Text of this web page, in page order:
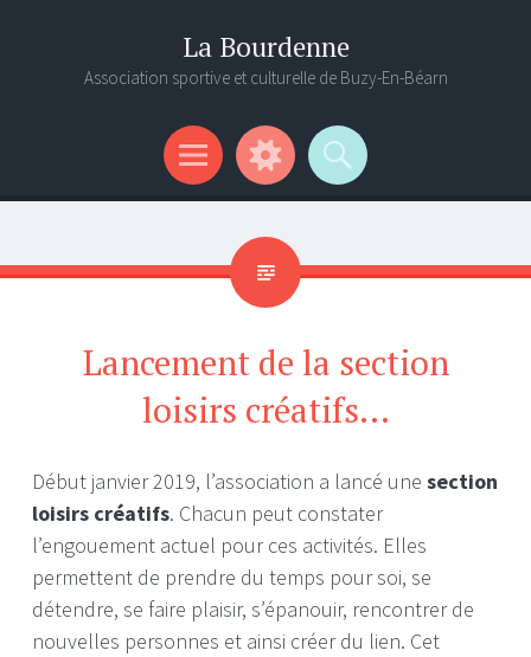
La Bourdenne
Association sportive et culturelle de Buzy-En-Béarn
Menu
Gadgets
Recherche
Lancement de la section
loisirs créatifs…
Début janvier 2019, l’association a lancé une section
loisirs créatifs. Chacun peut constater
l’engouement actuel pour ces activités. Elles
permettent de prendre du temps pour soi, se
détendre, se faire plaisir, s’épanouir, rencontrer de
nouvelles personnes et ainsi créer du lien. Cet